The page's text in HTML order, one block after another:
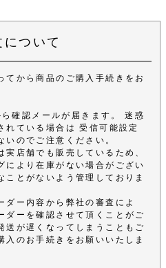
について
てから商品のご購入手続きをお
認メールが届きます。 迷惑
れている場合は 受信可能設定
のでご注意ください。
店舗でも販売しているため、
により在庫がない場合がござい
ことがないよう管理しておりま
ダー内容から弊社の審査によ
ダーを確認させて頂くことがご
送が遅くなってしまうこともご
入のお手続きをお願いいたしま